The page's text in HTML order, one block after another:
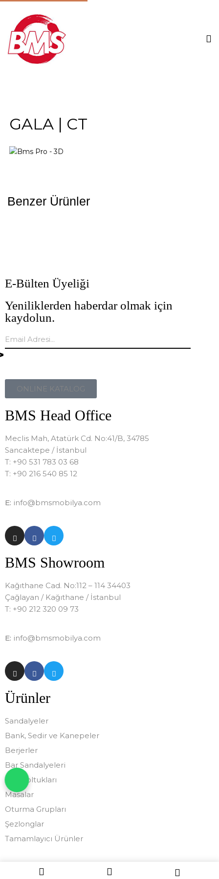
GALA | CT
Benzer Ürünler
E-Bülten Üyeliği
Yeniliklerden haberdar olmak için
kaydolun.
ONLINE KATALOG
BMS Head Office
Meclis Mah, Atatürk Cd. No:41/B, 34785
Sancaktepe / İstanbul
T: +90 531 783 03 68
T: +90 216 540 85 12
E: info@bmsmobilya.com
BMS Showroom
Kağıthane Cad. No:112 – 114 34403
Çağlayan / Kağıthane / İstanbul
T: +90 212 320 09 73
E: info@bmsmobilya.com
Ürünler
Sandalyeler
Bank, Sedir ve Kanepeler
Berjerler
Bar Sandalyeleri
Ofis Koltukları
Masalar
Oturma Grupları
Şezlonglar
Tamamlayıcı Ürünler